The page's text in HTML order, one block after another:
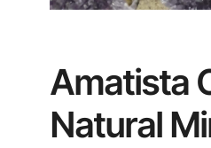
Amatista
Natural